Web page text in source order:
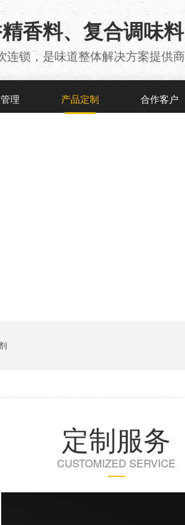
香料、复合调味料
连锁，是味道整体解决方案提供商
理 产品定制 合作客户
定制服务
CUSTOMIZED SERVICE